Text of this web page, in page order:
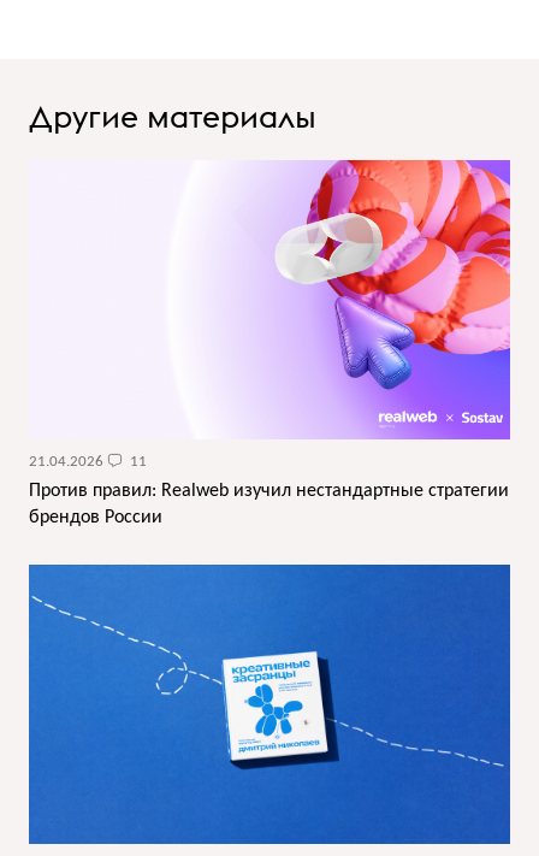
Другие материалы
21.04.2026 11
Против правил: Realweb изучил нестандартные стратегии
брендов России